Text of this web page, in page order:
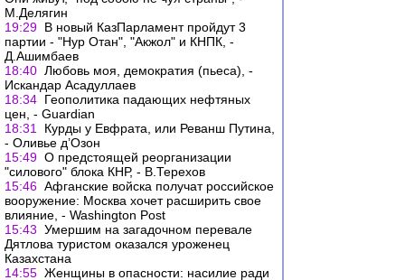
М.Делягин
19:29 В новый КазПарламент пройдут 3
партии - "Нур Отан", "Акжол" и КНПК, -
Д.Ашимбаев
18:40 Любовь моя, демократия (пьеса), -
Искандар Асадуллаев
18:34 Геополитика падающих нефтяных
цен, - Guardian
18:31
Курды у Евфрата, или Реванш Путина,
- Оливье д’Озон
15:49 О предстоящей реорганизации
"силового" блока КНР, - В.Терехов
15:46 Афганские войска получат российское
вооружение: Москва хочет расширить свое
влияние, - Washington Post
15:43 Умершим на загадочном перевале
Дятлова туристом оказался уроженец
Казахстана
14:55 Женщины в опасности: насилие ради